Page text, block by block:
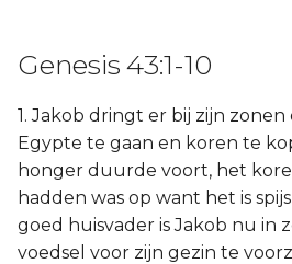
Genesis 43:1-10
1. Jakob dringt er bij zijn zonen
Egypte te gaan en koren te
honger duurde voort, het
hadden was op want het is
goed huisvader is Jakob nu in
voedsel voor zijn gezin te